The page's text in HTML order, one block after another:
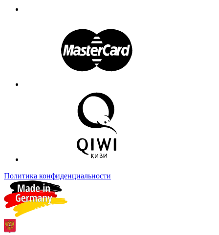
Политика конфиденциальности